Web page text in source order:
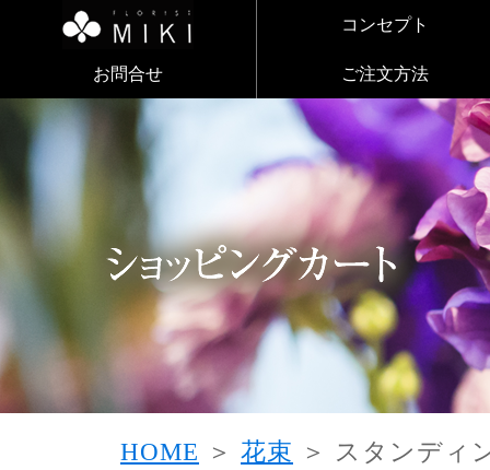
コンセプト
お問合せ ご注文方法
HOME ＞ 花束 ＞ スタンディ